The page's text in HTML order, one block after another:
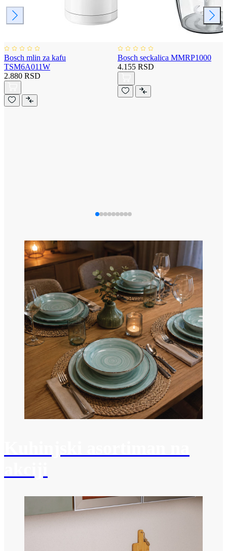
Bosch mlin za kafu
TSM6A011W
2.880 RSD
Bosch seckalica MMRP1000
4.155 RSD